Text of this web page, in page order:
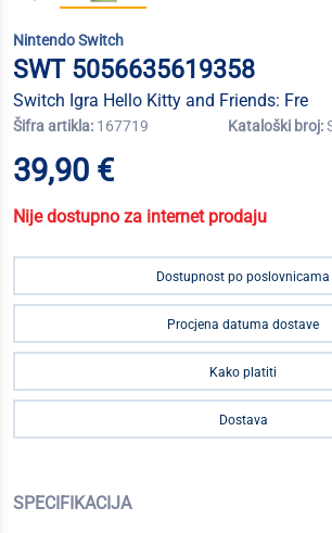
Nintendo Switch
SWT 5056635619358
Switch Igra Hello Kitty and Friends: Fre
Šifra artikla: 167719 Kataloški broj:
39,90 €
Nije dostupno za internet prodaju
Dostupnost po poslovnicama
Procjena datuma dostave
Kako platiti
Dostava
SPECIFIKACIJA